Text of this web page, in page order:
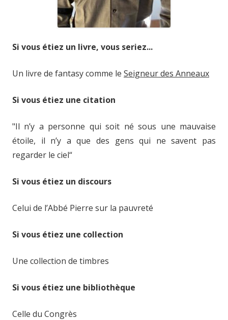
Si vous étiez un livre, vous seriez...
Un livre de fantasy comme le Seigneur des Anneaux
Si vous étiez une citation
"Il n’y a personne qui soit né sous une mauvaise
étoile, il n’y a que des gens qui ne savent pas
regarder le ciel“
Si vous étiez un discours
Celui de l’Abbé Pierre sur la pauvreté
Si vous étiez une collection
Une collection de timbres
Si vous étiez une bibliothèque
Celle du Congrès